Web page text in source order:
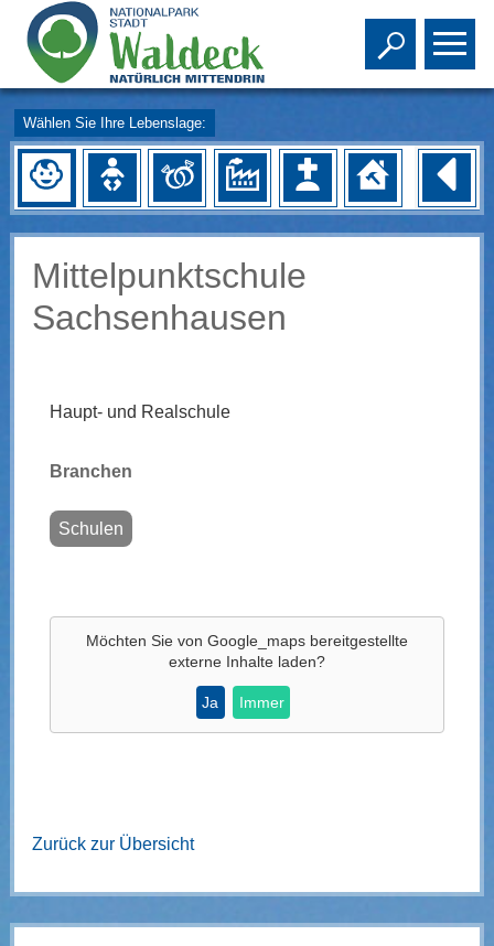
Toggle
Wählen Sie Ihre Lebenslage:
Mittelpunktschule
Sachsenhausen
Haupt- und Realschule
Branchen
Schulen
Möchten Sie von Google_mapsbereitgestellte
externe Inhalte laden?
Ja Immer
Zurück zur Übersicht